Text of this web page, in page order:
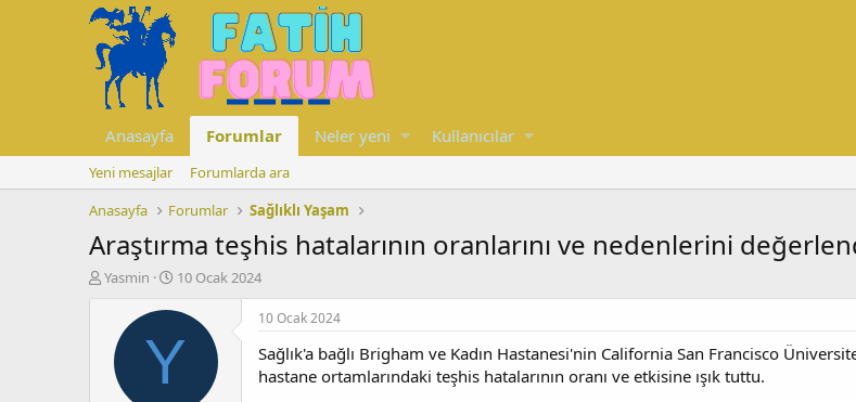
Anasayfa Forumlar Neler yeni Kullanıcılar
Yeni mesajlar
Forumlarda ara
Anasayfa
Forumlar Sağlıklı Yaşam
Araştırma teşhis hatalarının oranlarını ve nedenlerini
K
Yasmin
B
ş
a
10 Ocak 2024
Y
10 Ocak 2024
Sağlık'a bağlı Brigham ve Kadın Hastanesi'nin California San Francisco
hastane ortamlarındaki teşhis hatalarının oranı ve etkisine ışık tuttu.